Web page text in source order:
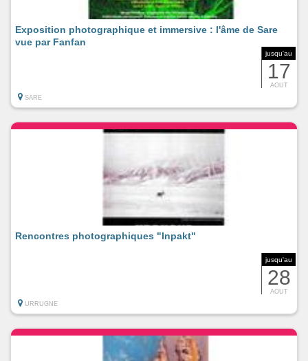
jusqu'au
17
AOUT
Exposition photographique et immersive : l'âme de Sare
vue par Fanfan
SARE
jusqu'au
28
AOUT
Rencontres photographiques "Inpakt"
URRUGNE